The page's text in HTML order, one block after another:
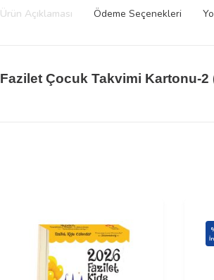
Ürün Açıklaması Ödeme Seçenekleri
Fazilet Çocuk Takvimi Kartonu-2